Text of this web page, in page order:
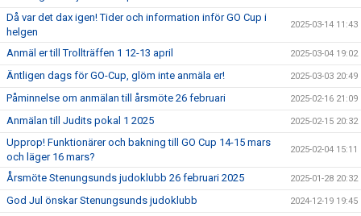
Då var det dax igen! Tider och information inför GO Cup i
helgen
2025-03-14 11:43
Anmäl er till Trollträffen 1 12-13 april 2025-03-04 19:02
Äntligen dags för GO-Cup, glöm inte anmäla er! 2025-03-03 20:49
Påminnelse om anmälan till årsmöte 26 februari 2025-02-16 21:09
Anmälan till Judits pokal 1 2025 2025-02-15 20:32
Upprop! Funktionärer och bakning till GO Cup 14-15 mars
och läger 16 mars?
2025-02-04 15:11
Årsmöte Stenungsunds judoklubb 26 februari 2025 2025-01-28 20:32
God Jul önskar Stenungsunds judoklubb 2024-12-19 19:45